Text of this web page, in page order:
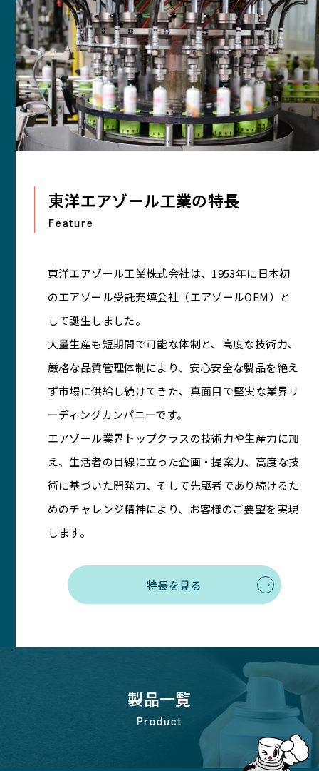
東洋エアゾール工業の特長
Feature
東洋エアゾール工業株式会社は、1953年に日本初
のエアゾール受託充填会社（エアゾールOEM）と
して誕生しました。
大量生産も短期間で可能な体制と、高度な技術力、
厳格な品質管理体制により、安心安全な製品を絶え
ず市場に供給し続けてきた、真面目で堅実な業界リ
ーディングカンパニーです。
エアゾール業界トップクラスの技術力や生産力に加
え、生活者の目線に立った企画・提案力、高度な技
術に基づいた開発力、そして先駆者であり続けるた
めのチャレンジ精神により、お客様のご要望を実現
します。
特長を見る
製品一覧
Product